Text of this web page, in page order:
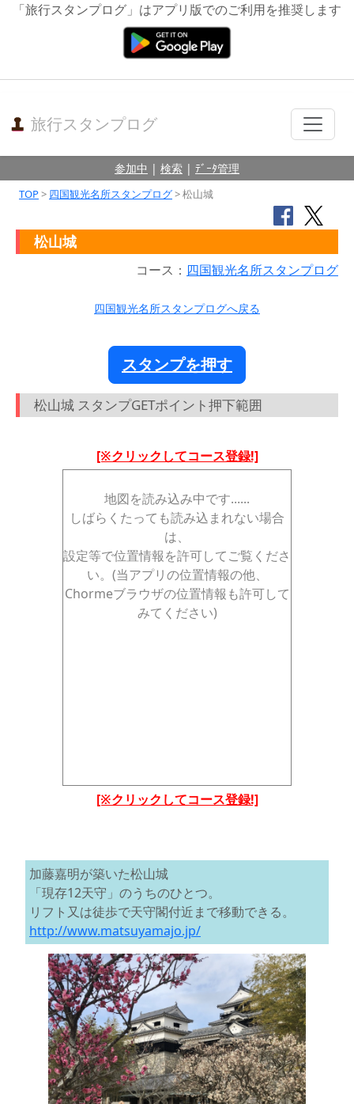
「旅行スタンプログ」はアプリ版でのご利用を推奨します
旅行スタンプログ
参加中 | 検索 | ﾃﾞｰﾀ管理
TOP> 四国観光名所スタンプログ> 松山城
松山城
コース： 四国観光名所スタンプログ
四国観光名所スタンプログへ戻る
スタンプを押す
松山城 スタンプGETポイント押下範囲
[※クリックしてコース登録!]
地図を読み込み中です......
しばらくたっても読み込まれない場合
は、
設定等で位置情報を許可してご覧くださ
い。(当アプリの位置情報の他、
Chormeブラウザの位置情報も許可して
みてください)
[※クリックしてコース登録!]
加藤嘉明が築いた松山城
「現存12天守」のうちのひとつ。
リフト又は徒歩で天守閣付近まで移動できる。
http://www.matsuyamajo.jp/